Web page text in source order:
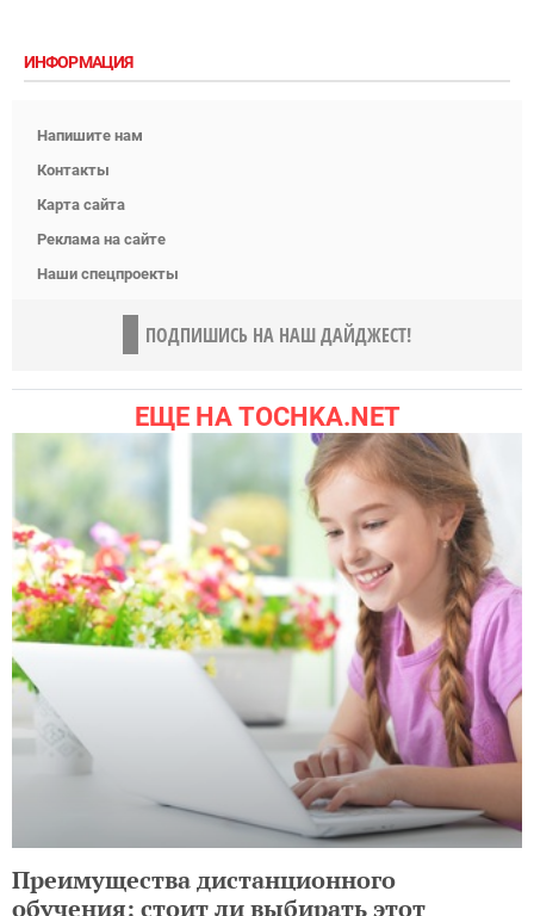
ИНФОРМАЦИЯ
Напишите нам
Контакты
Карта сайта
Реклама на сайте
Наши спецпроекты
ПОДПИШИСЬ НА НАШ ДАЙДЖЕСТ!
ЕЩЕ НА TOCHKA.NET
Преимущества дистанционного
обучения: стоит ли выбирать этот